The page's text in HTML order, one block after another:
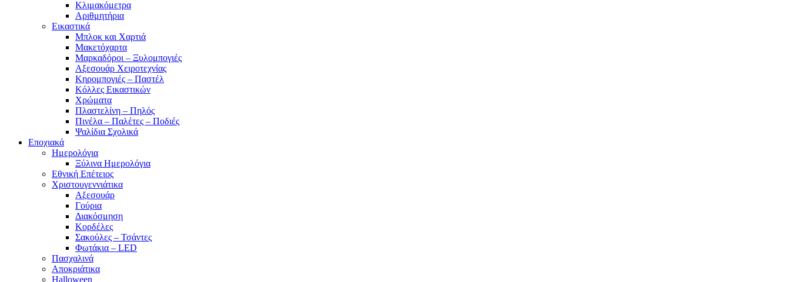
Κλιμακόμετρα
Αριθμητήρια
Εικαστικά
Μπλοκ και Χαρτιά
Μακετόχαρτα
Μαρκαδόροι – Ξυλομπογιές
Αξεσουάρ Χειροτεχνίας
Κηρομπογιές – Παστέλ
Κόλλες Εικαστικών
Χρώματα
Πλαστελίνη – Πηλός
Πινέλα – Παλέτες – Ποδιές
Ψαλίδια Σχολικά
Εποχιακά
Ημερολόγια
Ξύλινα Ημερολόγια
Εθνική Επέτειος
Χριστουγεννιάτικα
Αξεσουάρ
Γούρια
Διακόσμηση
Κορδέλες
Σακούλες – Τσάντες
Φωτάκια – LED
Πασχαλινά
Αποκριάτικα
Halloween